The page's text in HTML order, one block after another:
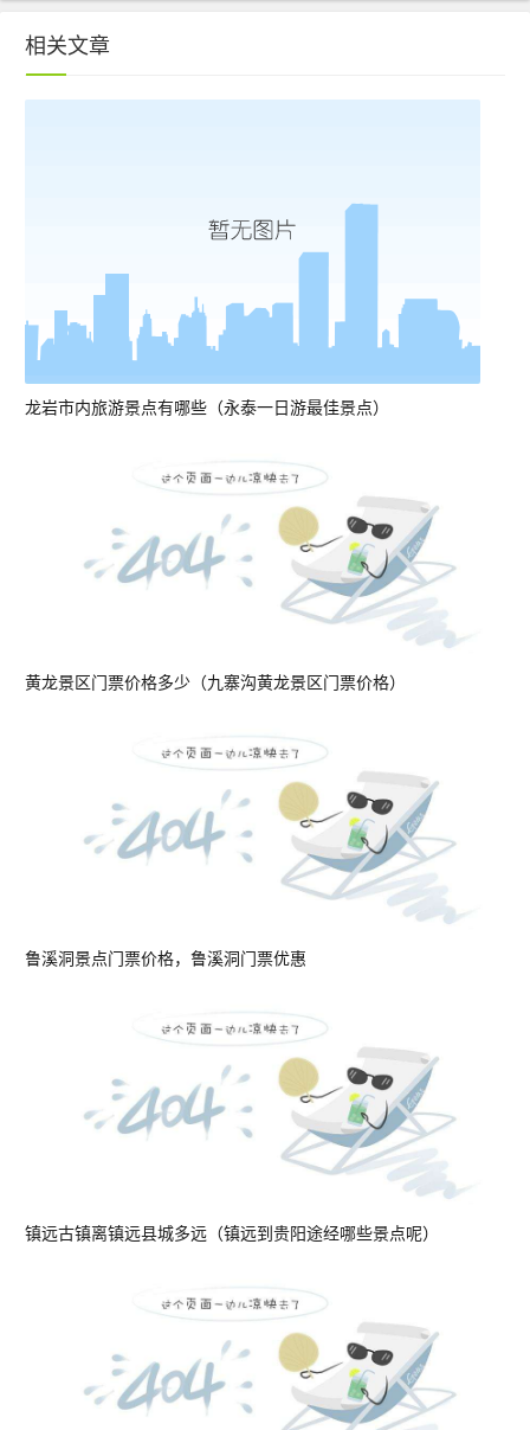
相关文章
龙岩市内旅游景点有哪些（永泰一日游最佳景点）
黄龙景区门票价格多少（九寨沟黄龙景区门票价格）
鲁溪洞景点门票价格，鲁溪洞门票优惠
镇远古镇离镇远县城多远（镇远到贵阳途经哪些景点呢）